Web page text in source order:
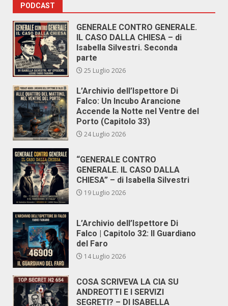
PODCAST
GENERALE CONTRO GENERALE.
IL CASO DALLA CHIESA – di
Isabella Silvestri. Seconda
parte
25 Luglio 2026
L’Archivio dell’Ispettore Di
Falco: Un Incubo Arancione
Accende la Notte nel Ventre del
Porto (Capitolo 33)
24 Luglio 2026
“GENERALE CONTRO
GENERALE. IL CASO DALLA
CHIESA” – di Isabella Silvestri
19 Luglio 2026
L’Archivio dell’Ispettore Di
Falco | Capitolo 32: Il Guardiano
del Faro
14 Luglio 2026
COSA SCRIVEVA LA CIA SU
ANDREOTTI E I SERVIZI
SEGRETI? – DI ISABELLA